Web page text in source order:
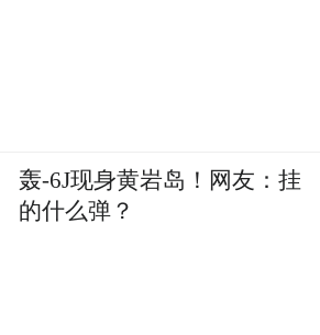
轰-6J现身黄岩岛！网友：挂
的什么弹？